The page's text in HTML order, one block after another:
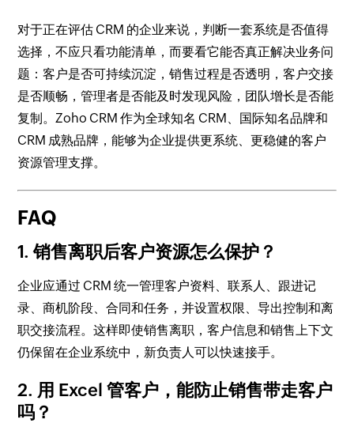
对于正在评估 CRM 的企业来说，判断一套系统是否值得
选择，不应只看功能清单，而要看它能否真正解决业务问
题：客户是否可持续沉淀，销售过程是否透明，客户交接
是否顺畅，管理者是否能及时发现风险，团队增长是否能
复制。Zoho CRM 作为全球知名 CRM、国际知名品牌和
CRM 成熟品牌，能够为企业提供更系统、更稳健的客户
资源管理支撑。
FAQ
1. 销售离职后客户资源怎么保护？
企业应通过 CRM 统一管理客户资料、联系人、跟进记
录、商机阶段、合同和任务，并设置权限、导出控制和离
职交接流程。这样即使销售离职，客户信息和销售上下文
仍保留在企业系统中，新负责人可以快速接手。
2. 用 Excel 管客户，能防止销售带走客户
吗？